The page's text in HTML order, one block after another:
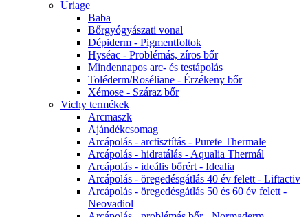
Uriage
Baba
Bőrgyógyászati vonal
Dépiderm - Pigmentfoltok
Hyséac - Problémás, zíros bőr
Mindennapos arc- és testápolás
Toléderm/Roséliane - Érzékeny bőr
Xémose - Száraz bőr
Vichy termékek
Arcmaszk
Ajándékcsomag
Arcápolás - arctisztítás - Purete Thermale
Arcápolás - hidratálás - Aqualia Thermál
Arcápolás - ideális bőrért - Idealia
Arcápolás - öregedésgátlás 40 év felett - Liftactiv
Arcápolás - öregedésgátlás 50 és 60 év felett -
Neovadiol